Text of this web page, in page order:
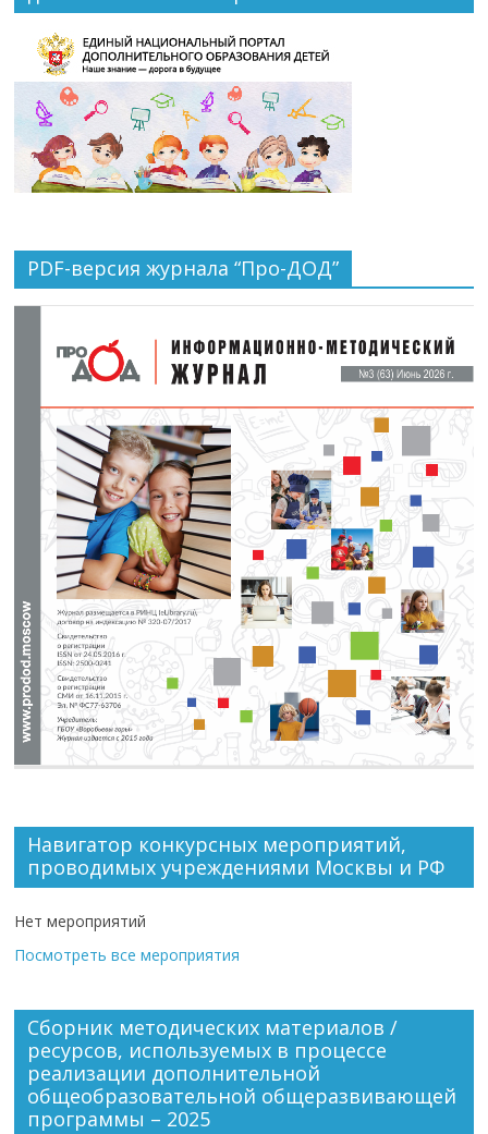
PDF-версия журнала “Про-ДОД”
Навигатор конкурсных мероприятий,
проводимых учреждениями Москвы и РФ
Нет мероприятий
Посмотреть все мероприятия
Сборник методических материалов /
ресурсов, используемых в процессе
реализации дополнительной
общеобразовательной общеразвивающей
программы – 2025